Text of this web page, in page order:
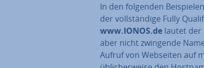
In den folgenden
der voll­stän­di­ge Fully
www.IONOS.de lautet der
aber nicht zwingende
Aufruf von Webseiten auf